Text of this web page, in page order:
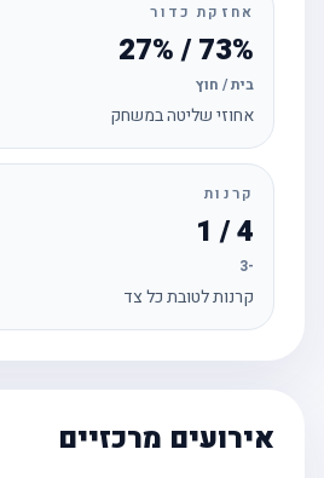
אחזקת כדור
73% / 27%
בית / חוץ
אחוזי שליטה במשחק
קרנות
קרנות לטובת כל צד
אירועים מרכזיים